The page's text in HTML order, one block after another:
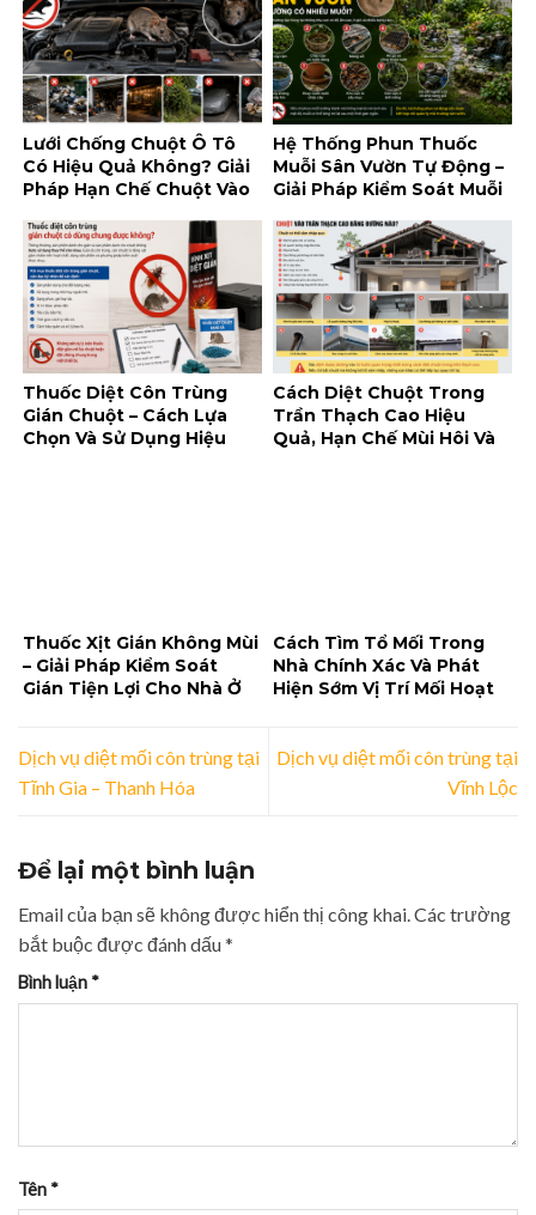
Lưới Chống Chuột Ô Tô
Có Hiệu Quả Không? Giải
Pháp Hạn Chế Chuột Vào
Hệ Thống Phun Thuốc
Muỗi Sân Vườn Tự Động –
Giải Pháp Kiểm Soát Muỗi
Ngoài Trời
Thuốc Diệt Côn Trùng
Gián Chuột – Cách Lựa
Chọn Và Sử Dụng Hiệu
Cách Diệt Chuột Trong
Trần Thạch Cao Hiệu
Quả, Hạn Chế Mùi Hôi Và
Thuốc Xịt Gián Không Mùi
– Giải Pháp Kiểm Soát
Gián Tiện Lợi Cho Nhà Ở
Cách Tìm Tổ Mối Trong
Nhà Chính Xác Và Phát
Hiện Sớm Vị Trí Mối Hoạt
Dịch vụ diệt mối côn trùng tại
Tĩnh Gia – Thanh Hóa
Dịch vụ diệt mối côn trùng tại
Vĩnh Lộc
Để lại một bình luận
Email của bạn sẽ không được hiển thị công khai.Các trường
bắt buộc được đánh dấu*
Bình luận *
Tên *